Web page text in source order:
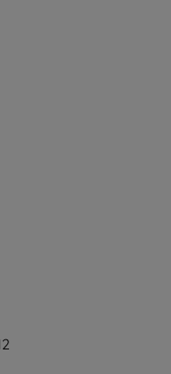
i nytt fönster.
webbplats, öppnas i nytt